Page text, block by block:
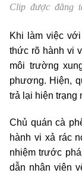
Clip được đăng
Khi làm việc
thức rõ hành vi
môi trường
phương. Hiện,
trả lại hiện trạng
Chủ quán cà
hành vi xả rác
nhiệm trước
dẫn nhân viên